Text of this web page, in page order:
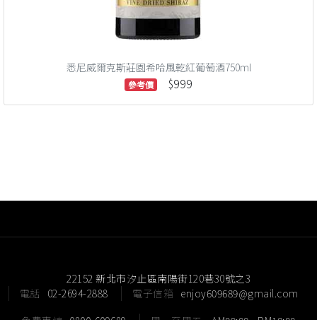
悉尼威爾克斯莊園希哈風乾紅葡萄酒750ml
參考價 $999
22152 新北市汐止區南陽街120巷30號之3
電話 02-2694-2888 電子信箱 enjoy609689@gmail.com